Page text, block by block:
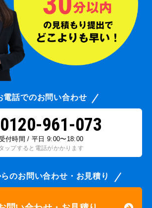
電話でのお問い合わせ
0120-961-073
付時間 / 平日 9:00〜18:00
タップすると電話がかかります
のお問い合わせ・お見積り